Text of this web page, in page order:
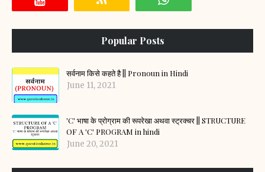
Popular Posts
सर्वनाम किसे कहते है || Pronoun in Hindi
June 11, 2021
'C' भाषा के प्रोग्राम की रूपरेखा अथवा स्ट्रक्चर || STRUCTURE
OF A 'C' PROGRAM in hindi
June 20, 2021